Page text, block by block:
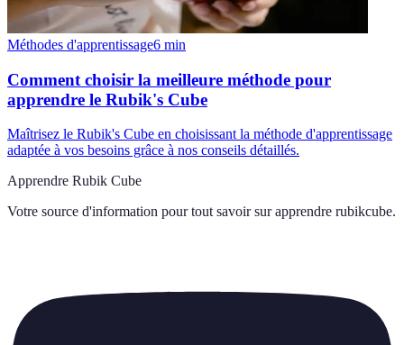
Méthodes d'apprentissage6 min
Comment choisir la meilleure méthode pour
apprendre le Rubik's Cube
Maîtrisez le Rubik's Cube en choisissant la méthode d'apprentissage
adaptée à vos besoins grâce à nos conseils détaillés.
Apprendre Rubik Cube
Votre source d'information pour tout savoir sur apprendre rubikcube.